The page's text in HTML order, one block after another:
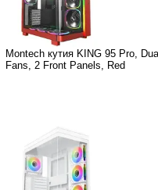
Montech кутия KING 95 Pro,
Fans, 2 Front Panels, Red